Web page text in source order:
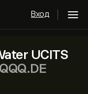
Вход
UCITS